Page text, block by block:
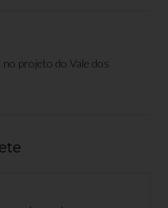
no projeto do Vale dos